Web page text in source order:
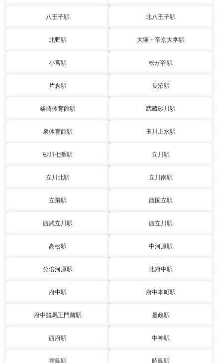
八王子駅 北八王子駅
北野駅 大塚・帝京大学駅
小宮駅 松が谷駅
片倉駅 長沼駅
柴崎体育館駅 武蔵砂川駅
泉体育館駅 玉川上水駅
砂川七番駅 立川駅
立川北駅 立川南駅
立飛駅 西国立駅
西武立川駅 西立川駅
高松駅 中河原駅
分倍河原駅 北府中駅
府中駅 府中本町駅
府中競馬正門前駅 是政駅
西府駅 中神駅
拝島駅 昭島駅